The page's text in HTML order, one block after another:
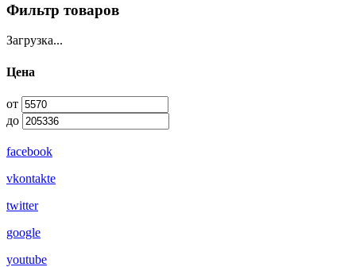
Фильтр товаров
Загрузка...
Цена
от
до
facebook
vkontakte
twitter
google
youtube